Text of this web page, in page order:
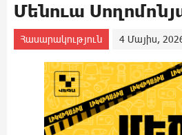
Մենուա
Հասարակություն 4 Մայիս,